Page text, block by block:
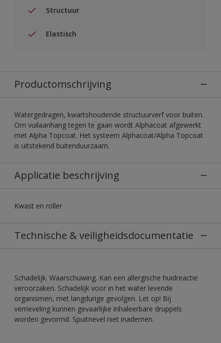
Structuur
Elastisch
Productomschrijving
Watergedragen, kwartshoudende structuurverf voor buiten.
Om vuilaanhang tegen te gaan wordt Alphacoat afgewerkt
met Alpha Topcoat. Het systeem Alphacoat/Alpha Topcoat
is uitstekend buitenduurzaam.
Applicatie beschrijving
Kwast en roller
Technische & veiligheidsdocumentatie
Schadelijk. Waarschuwing. Kan een allergische huidreactie
veroorzaken. Schadelijk voor in het water levende
organismen, met langdurige gevolgen. Let op! Bij
verneveling kunnen gevaarlijke inhaleerbare druppels
worden gevormd. Spuitnevel niet inademen.